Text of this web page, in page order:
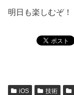
明日も楽しむぞ！
iOS 技術